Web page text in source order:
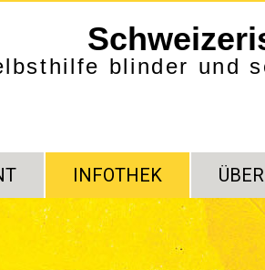
blinder und
INFOTHEK